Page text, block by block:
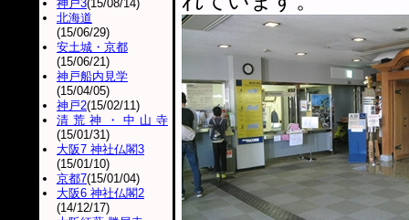
神戸3(15/08/14)
北海道
(15/06/29)
安土城・京都
(15/06/21)
神戸船内見学
(15/04/05)
神戸2(15/02/11)
清荒神・中山寺
(15/01/31)
大阪7 神社仏閣3
(15/01/10)
京都7(15/01/04)
大阪6 神社仏閣2
(14/12/17)